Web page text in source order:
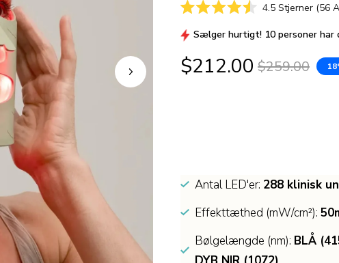
4.5
ud
5
stjerner
4.5 Stjerner (56
Sælger hurtigt! 10 personer har
$212.00 $259.00
Antal LED'er: 288 klinisk
Effekttæthed (mW/cm²):
Bølgelængde (nm): BLÅ